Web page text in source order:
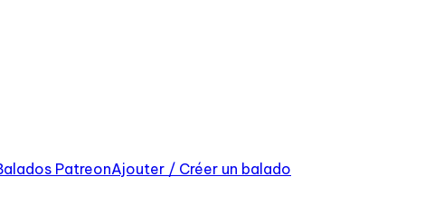
PatreonAjouter / Créer un balado